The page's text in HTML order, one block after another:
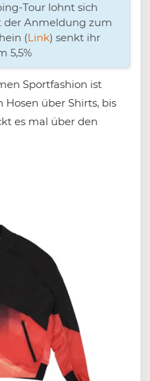
Tour lohnt sich
der Anmeldung zum
(Link) senkt ihr
5,5%
Sportfashion ist
Hosen über Shirts, bis
es mal über den